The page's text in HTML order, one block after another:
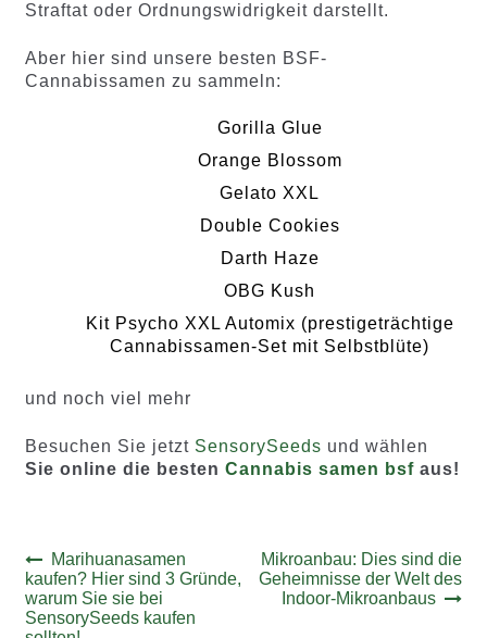
Straftat oder Ordnungswidrigkeit darstellt.
Aber hier sind unsere besten BSF-
Cannabissamen zu sammeln:
Gorilla Glue
Orange Blossom
Gelato XXL
Double Cookies
Darth Haze
OBG Kush
Kit Psycho XXL Automix (prestigeträchtige
Cannabissamen-Set mit Selbstblüte)
und noch viel mehr
Besuchen Sie jetzt SensorySeeds und wählen
Sie online die besten Cannabis samen bsfaus!
Beitrags-
Navigation
Vorheriger
Beitrag:
Marihuanasamen
kaufen? Hier sind 3 Gründe,
warum Sie sie bei
SensorySeeds kaufen
Nächster
Beitrag:
Mikroanbau: Dies sind die
Geheimnisse der Welt des
Indoor-Mikroanbaus